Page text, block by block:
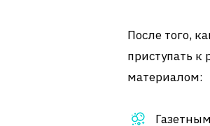
После того,
приступать к
материалом: